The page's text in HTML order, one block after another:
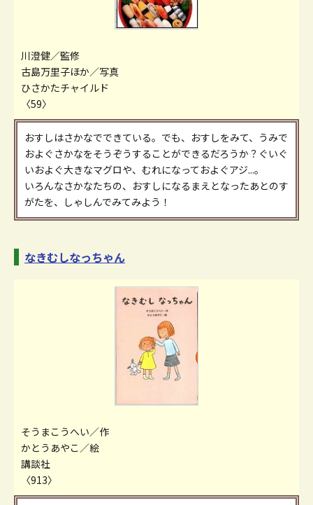
川澄健／監修
古島万里子ほか／写真
ひさかたチャイルド
〈59〉
おすしはさかなでできている。でも、おすしをみて、うみで
およぐさかなをそうぞうすることができるだろうか？ぐいぐ
いおよぐ大きなマグロや、むれになっておよぐアジ...。
いろんなさかなたちの、おすしになるまえとなったあとのす
がたを、しゃしんでみてみよう！
なきむしなっちゃん
そうまこうへい／作
かとうあやこ／絵
講談社
〈913〉